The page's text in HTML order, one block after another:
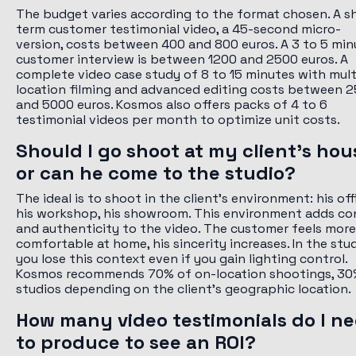
The budget varies according to the format chosen. A
term customer testimonial video, a 45-second micro-
version, costs between 400 and 800 euros. A 3 to 5
customer interview is between 1200 and 2500 euros. A
complete video case study of 8 to 15 minutes with
location filming and advanced editing costs between
and 5000 euros. Kosmos also offers packs of 4 to 6
testimonial videos per month to optimize unit costs.
Should I go shoot at my client's
or can he come to the studio?
The ideal is to shoot in the client's environment: his
his workshop, his showroom. This environment adds
and authenticity to the video. The customer feels more
comfortable at home, his sincerity increases. In the
you lose this context even if you gain lighting control.
Kosmos recommends 70% of on-location shootings,
studios depending on the client's geographic location.
How many video testimonials do I
to produce to see an ROI?